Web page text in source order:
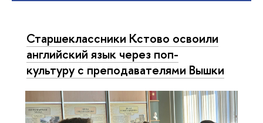
Старшеклассники Кстово освоили
английский язык через поп-
культуру с преподавателями Вышки